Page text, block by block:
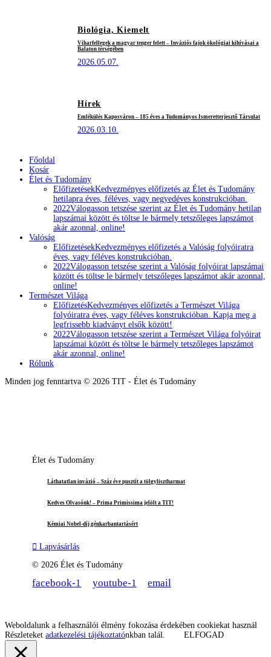
Biológia,Kiemelt
Viharfellegek a magyar tenger felett – Inváziós fajok ökológiai kihívásai a
Balaton térségében
2026.05.07.
Hírek
Emlékülés Kaposváron – 185 éves a Tudományos Ismeretterjesztő Társulat
2026.03.10.
Főoldal
Kosár
Élet és Tudomány
ElőfizetésekKedvezményes előfizetés az Élet és Tudomány
hetilapra éves, féléves, vagy negyedéves konstrukcióban.
2022Válogasson tetszése szerint az Élet és Tudomány hetilap
lapszámai között és töltse le bármely tetszőleges lapszámot
akár azonnal, online!
Valóság
ElőfizetésekKedvezményes előfizetés a Valóság folyóiratra
éves, vagy féléves konstrukcióban.
2022Válogasson tetszése szerint a Valóság folyóirat lapszámai
között és töltse le bármely tetszőleges lapszámot akár azonnal,
online!
Természet Világa
ElőfizetésKedvezményes előfizetés a Természet Világa
folyóiratra éves, vagy féléves konstrukcióban. Kapja meg a
legfrissebb kiadványt elsők között!
2022Válogasson tetszése szerint a Természet Világa folyóirat
lapszámai között és töltse le bármely tetszőleges lapszámot
akár azonnal, online!
Rólunk
Minden jog fenntartva © 2026 TIT - Élet és Tudomány
Élet és Tudomány
Láthatatlan invázió – Száz éve pusztít a tölgylisztharmat
Kedves Olvasónk! – Prima Primissima jelölt a TIT!
Kémiai Nobel-díj génkarbantartásért
Lapvásárlás
© 2026 Élet és Tudomány
facebook-1 youtube-1 email
Weboldalunk a felhasználói élmény fokozása érdekében cookiekat használ
Részleteket adatkezelési tájékoztatónkban talál. ELFOGAD